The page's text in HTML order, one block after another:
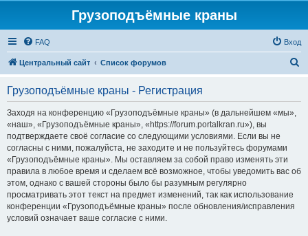
Грузоподъёмные краны
FAQ Вход
Центральный сайт Список форумов
Грузоподъёмные краны - Регистрация
Заходя на конференцию «Грузоподъёмные краны» (в дальнейшем «мы»,
«наш», «Грузоподъёмные краны», «https://forum.portalkran.ru»), вы
подтверждаете своё согласие со следующими условиями. Если вы не
согласны с ними, пожалуйста, не заходите и не пользуйтесь форумами
«Грузоподъёмные краны». Мы оставляем за собой право изменять эти
правила в любое время и сделаем всё возможное, чтобы уведомить вас об
этом, однако с вашей стороны было бы разумным регулярно
просматривать этот текст на предмет изменений, так как использование
конференции «Грузоподъёмные краны» после обновления/исправления
условий означает ваше согласие с ними.